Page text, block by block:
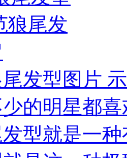
发型图片
的明星都
型就是一